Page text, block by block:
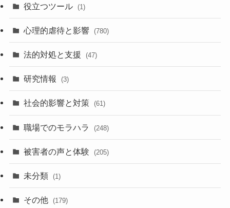
役立つツール (1)
心理的虐待と影響 (780)
法的対処と支援 (47)
研究情報 (3)
社会的影響と対策 (61)
職場でのモラハラ (248)
被害者の声と体験 (205)
未分類 (1)
その他 (179)